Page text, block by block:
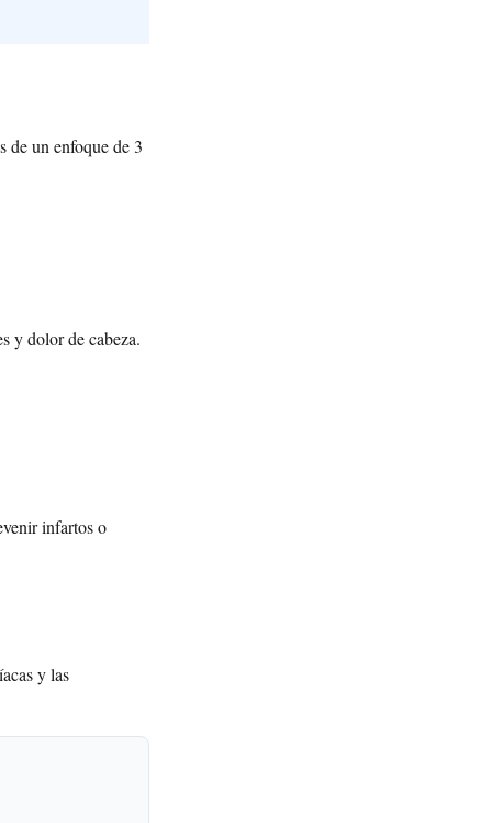
de un enfoque de 3
y dolor de cabeza.
infartos o
y las